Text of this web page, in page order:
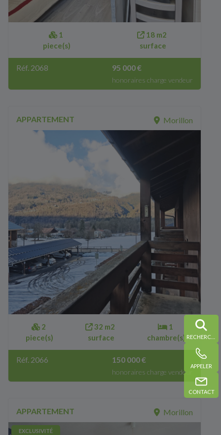
APPELER
CONTACT
1
piece(s)
18 m2
surface
Réf. 2068 95 000 €
honoraires charge vendeur
APPARTEMENT Morillon
2
piece(s)
32 m2
surface
1
chambre(s)
Réf. 2066 150 000 €
honoraires charge vendeur
APPARTEMENT Morillon
EXCLUSIVITÉ